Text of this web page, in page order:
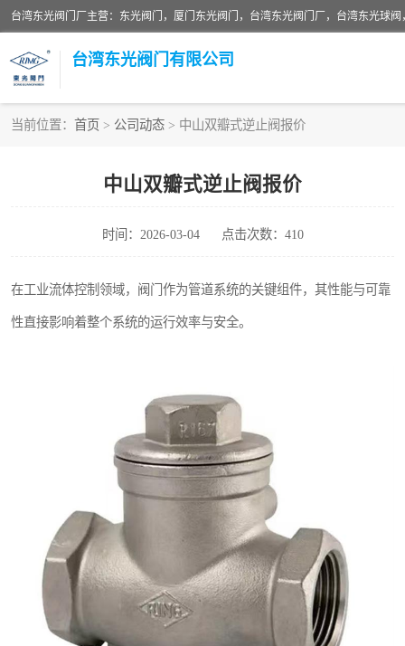
台湾东光阀门厂主营：东光阀门，厦门东光阀门，台湾东光阀门厂，台湾东光球
台湾东光阀门有限公司
当前位置： 首页 > 公司动态 > 中山双瓣式逆止阀报价
中山双瓣式逆止阀报价
时间：2026-03-04 点击次数：410
在工业流体控制领域，阀门作为管道系统的关键组件，其性能与可靠
性直接影响着整个系统的运行效率与安全。
东光升杆式闸阀
台湾东光水利控制阀
东光疏水阀
东光电动阀